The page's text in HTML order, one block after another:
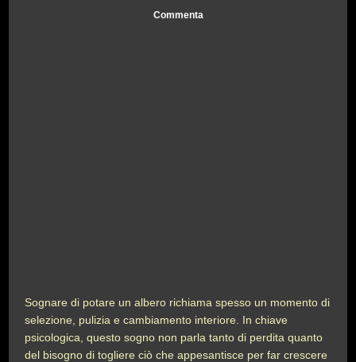
Commenta
Sognare di potare un albero richiama spesso un momento di
selezione, pulizia e cambiamento interiore. In chiave
psicologica, questo sogno non parla tanto di perdita quanto
del bisogno di togliere ciò che appesantisce per far crescere